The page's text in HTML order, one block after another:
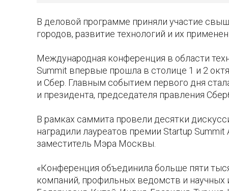
В деловой программе приняли участие
городов, развитие технологий и их
Международная конференция в области
Summit впервые прошла в столице 1 и 2
и Сбер. Главным событием первого дня
и президента, председателя правления
В рамках саммита провели десятки
наградили лауреатов премии Startup
заместитель Мэра Москвы.
«Конференция объединила больше пяти
компаний, профильных ведомств и научных